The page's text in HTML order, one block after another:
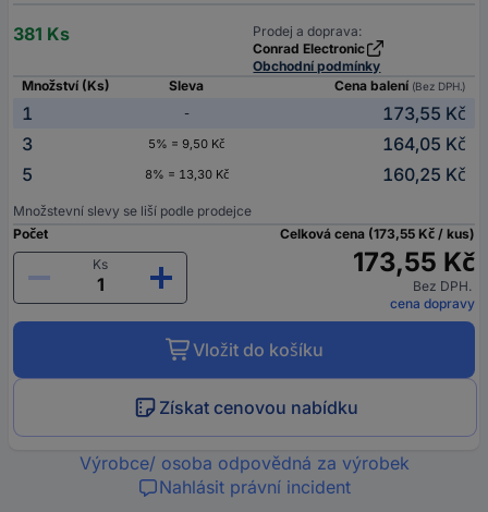
381 Ks
Prodej a doprava:
Conrad Electronic
Obchodní podmínky
Množství (Ks)
Sleva Cena balení (Bez DPH.)
1 -
173,55 Kč
3
5% = 9,50 Kč
164,05 Kč
5
8% = 13,30 Kč 160,25 Kč
Množstevní slevy se liší podle prodejce
Počet
Ks
Celková cena (173,55 Kč / kus)
173,55 Kč
Bez DPH.
cena dopravy
Vložit do košíku
Získat cenovou nabídku
Výrobce/ osoba odpovědná za výrobek
Nahlásit právní incident